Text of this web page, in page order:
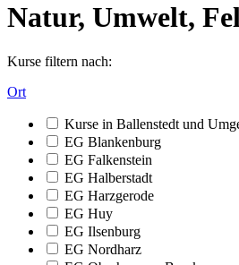
Natur, Umwelt,
Kurse filtern nach:
Ort
Kurse in Ballenstedt und
EG Blankenburg
EG Falkenstein
EG Halberstadt
EG Harzgerode
EG Huy
EG Ilsenburg
EG Nordharz